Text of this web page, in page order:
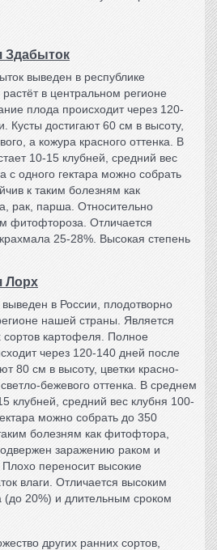
Здабыток
выведен в республике
в центральном регионе
плода происходит через 120-
Кусты достигают 60 см в высоту,
а кожура красного оттенка. В
10-15 клубней, средний вес
с одного гектара можно собрать
к таким болезням как
рак, парша. Относительно
фитофтороза. Отличается
25-28%. Высокая степень
Лорх
выведен в России, плодотворно
нашей страны. Является
картофеля. Полное
через 120-140 дней после
80 см в высоту, цветки красно-
бежевого оттенка. В среднем
клубней, средний вес клубня 100-
можно собрать до 350
болезням как фитофтора,
заражению раком и
переносит высокие
влаги. Отличается высоким
20%) и длительным сроком
других ранних сортов,